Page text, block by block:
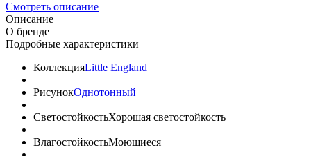
Смотреть описание
Описание
О бренде
Подробные характеристики
КоллекцияLittle England
РисунокОднотонный
СветостойкостьХорошая светостойкость
ВлагостойкостьМоющиеся